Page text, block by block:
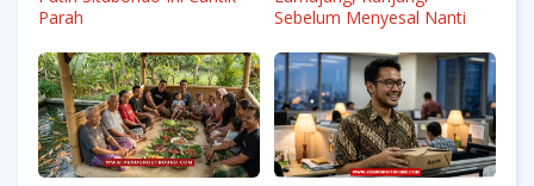
Parah
Sebelum Menyesal Nanti